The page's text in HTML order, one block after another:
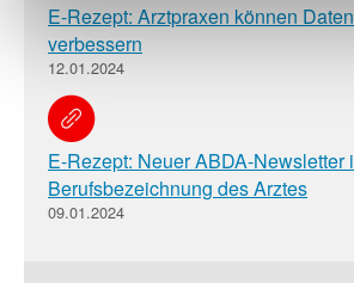
E-Rezept: Arztpraxen können
verbessern
12.01.2024
E-Rezept: Neuer ABDA-Newsletter
Berufsbezeichnung des Arztes
09.01.2024